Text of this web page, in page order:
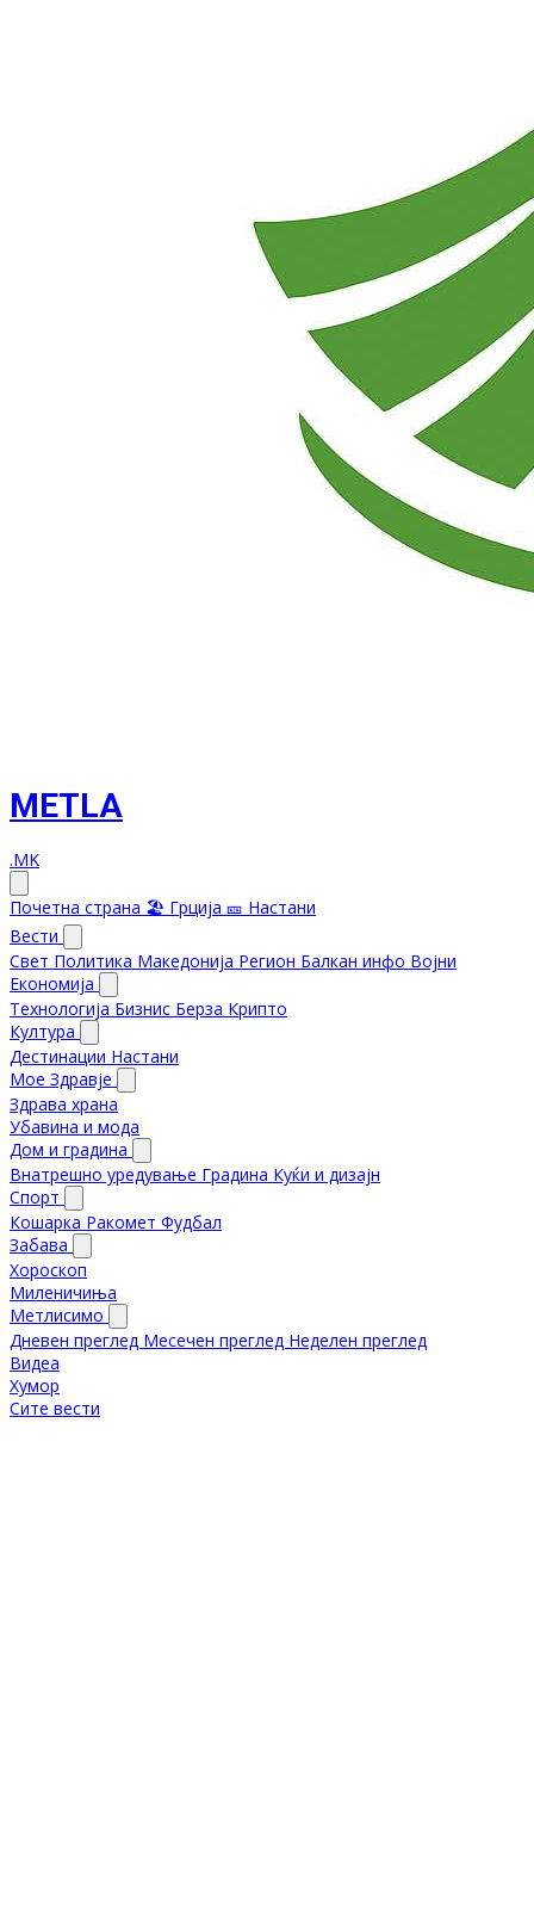
METLA
.MK
Почетна страна 🏖️ Грција 🎫 Настани
Вести
Свет Политика Македонија Регион Балкан инфо Војни
Економија
Технологија Бизнис Берза Крипто
Култура
Дестинации Настани
Мое Здравје
Здрава храна
Убавина и мода
Дом и градина
Внатрешно уредување Градина Куќи и дизајн
Спорт
Кошарка Ракомет Фудбал
Забава
Хороскоп
Миленичиња
Метлисимо
Дневен преглед Месечен преглед Неделен преглед
Видеа
Хумор
Сите вести